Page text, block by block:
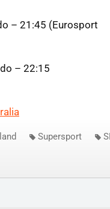
– 21:45 (Eurosport
– 22:15
Supersport